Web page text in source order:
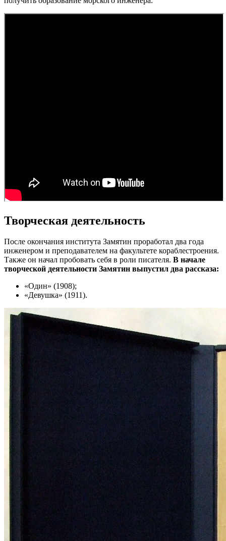
Творческая деятельность
После окончания института Замятин проработал два года
инженером и преподавателем на факультете кораблестроения.
Также он начал пробовать себя в роли писателя. В начале
творческой деятельности Замятин выпустил два рассказа:
«Один» (1908);
«Девушка» (1911).